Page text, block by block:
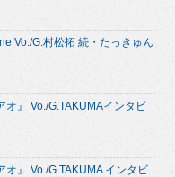
Vo./G.村松拓 続・たっきゅん
』 Vo./G.TAKUMAインタビ
』 Vo./G.TAKUMA インタビ